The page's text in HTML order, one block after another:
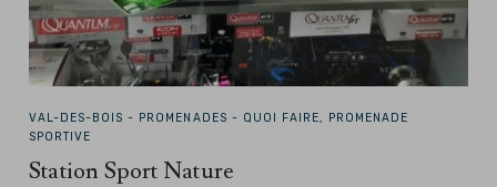
VAL-DES-BOIS - PROMENADES - QUOI FAIRE, PROMENADE
SPORTIVE
Station Sport Nature